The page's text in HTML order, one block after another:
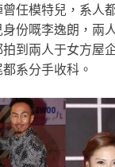
任模特兒，系人
份嘅李逸朗，兩
到兩人于女方屋
系分手收科。